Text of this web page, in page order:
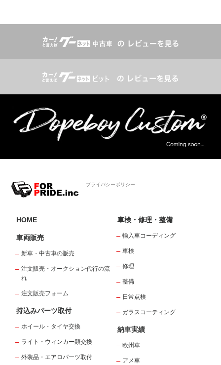
プライバシーポリシー
HOME
車両販売
新車・中古車の販売
注文販売・オークション代行の流
れ
注文販売フォーム
持込みパーツ取付
ホイール・タイヤ交換
ライト・ウィンカー類交換
外装品・エアロパーツ取付
車検・修理・整備
輸入車コーディング
車検
修理
整備
日常点検
ガラスコーティング
納車実績
欧州車
アメ車